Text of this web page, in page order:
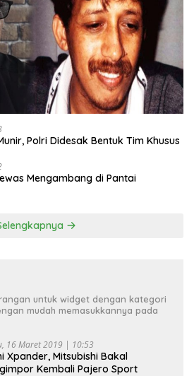
Polri Didesak Bentuk Tim Khusus
Mengambang di Pantai
untuk widget dengan kategori
mudah memasukkannya pada
16 Maret 2019 | 10:53
Xpander, Mitsubishi Bakal
Kembali Pajero Sport